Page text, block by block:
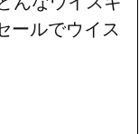
ールでウイス